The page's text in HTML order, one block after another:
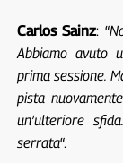
Carlos Sainz: “
Abbiamo avuto
prima sessione.
pista
un’ulteriore
serrata“.